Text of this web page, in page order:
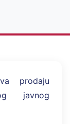
prodaju
javnog